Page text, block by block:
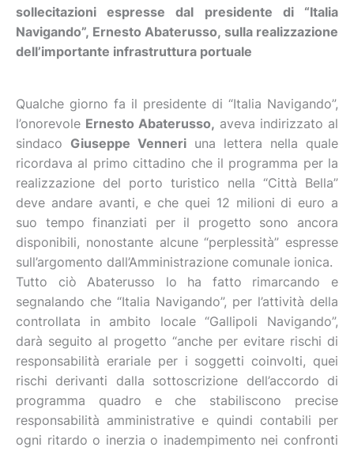
sollecitazioni espresse dal presidente di “Italia
Navigando”, Ernesto Abaterusso, sulla realizzazione
dell’importante infrastruttura portuale
Qualche giorno fa il presidente di “Italia Navigando”,
l’onorevole Ernesto Abaterusso, aveva indirizzato al
sindaco Giuseppe Venneri una lettera nella quale
ricordava al primo cittadino che il programma per la
realizzazione del porto turistico nella “Città Bella”
deve andare avanti, e che quei 12 milioni di euro a
suo tempo finanziati per il progetto sono ancora
disponibili, nonostante alcune “perplessità” espresse
sull’argomento dall’Amministrazione comunale ionica.
Tutto ciò Abaterusso lo ha fatto rimarcando e
segnalando che “Italia Navigando”, per l’attività della
controllata in ambito locale “Gallipoli Navigando”,
darà seguito al progetto “anche per evitare rischi di
responsabilità erariale per i soggetti coinvolti, quei
rischi derivanti dalla sottoscrizione dell’accordo di
programma quadro e che stabiliscono precise
responsabilità amministrative e quindi contabili per
ogni ritardo o inerzia o inadempimento nei confronti